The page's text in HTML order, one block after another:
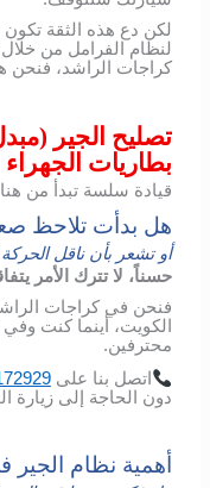
لكن دع هذه الثقة
لنظام الفرامل من
كراجات الراشد، فنحن
تصليح الجير
بطاريات الجهراء
قيادة سلسة تبدأ من هنا
هل بدأت تلاحظ
أو تشعر بأن ناقل
حسناً، لا تترك الأمر
فنحن في كراجات
الكويت، أينما كنت
محترفين.
اتصل بنا على
دون
الحاجة إلى زيارة
أهمية نظام الجير